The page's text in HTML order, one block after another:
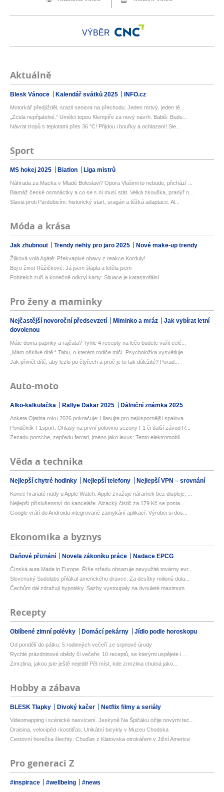
VÝBĚR
Aktuálně
Blesk Vánoce Kalendář svátků 2025 INFO.cz
Motorkář předjížděl, srazil seniora na přechodu: Jeden mrtvý, jeden tě...
„Zcela nepřijatelné.“ Umělci tepou Klempíře za nový návrh. Babiš: Budu...
Návrat tropů s teplotami přes 36 °C! Přijdou i bouřky a ochlazení! Sle...
Sport
MS hokej 2025 Biatlon Liga mistrů
Náhrada za Macka v Mladé Boleslavi? Opora Vlašimi to nebude, přichází ...
Blamáž české osmnáctky a co se s ní musí stát. Velká zkouška, pranýř n...
Slavia proti Pardubicím: historický start, uragán a těžká adaptace. Al...
Móda a krása
Jak zhubnout Trendy nehty pro jaro 2025 Nové make-up trendy
Žilková volá Agátě: Překvapivé obavy z reakce Korduly!
Boj o život Růžičkové: Já jsem šlápla a letěla jsem
Pohlreich zuří a konečně odkryl karty: Situace je katastrofální
Pro ženy a maminky
Nejčastější novoroční předsevzetí Miminko a mráz
Jak vybírat letní
dovolenou
Máte doma papriky a rajčata? Tyhle 4 recepty na lečo budete vařit celé...
„Mám ošklivé dítě.“ Tabu, o kterém rodiče mlčí. Psycholožka vysvětluje...
Jak přimět dítě, aby lezlo po čtyřech a proč je to tak důležité? Porad...
Auto-moto
Alko-kalkulačka Rallye Dakar 2025 Dálniční známka 2025
Anketa Ojetina roku 2026 pokračuje: Hlasujte pro nejúspornější spalova...
Pondělník F1sport: Ohlasy na první polovinu sezony F1 či další závod R...
Zezadu porsche, zepředu ferrari, jméno jako lexus: Tento elektromobil ...
Věda a technika
Nejlepší chytré hodinky Nejlepší telefony Nejlepší VPN – srovnání
Konec hranaté nudy u Apple Watch. Apple zvažuje náramek bez displeje, ...
Nejlepší příslušenství do kanceláře. Alzácký čistič za 179 Kč se posta...
Google vrátí do Androidu integrované zamykání aplikací. Výrobci si dos...
Ekonomika a byznys
Daňové přiznání Novela zákoníku práce Nadace EPCG
Čínská auta Made in Europe. Říše středu obsazuje nevyužité továrny evr...
Slovenský Sudolabs přilákal amerického dravce. Za desítky milionů dola...
Čechům dál zdražují hypotéky. Sazby vystoupaly na dvouleté maximum
Recepty
Oblíbené zimní polévky Domácí pekárny Jídlo podle horoskopu
Od pondělí do pátku: 5 rodinných večeří ze srpnové úrody
Rychlé prázdninové obědy či večeře: 10 receptů, se kterými uspějete i ...
Zmrzlina, jakou jste ještě nejedli! Pět míst, kde zmrzlina chutná jako...
Hobby a zábava
BLESK Tlapky Divoký kačer Netflix filmy a seriály
Videomapping i scénické nasvícení. Jeskyně Na Špičáku ožije novými tec...
Draisina, velocipéd i kostitřas: Unikátní bicykly v Muzeu Chodska
Cestovní horečka šlechty: Chuďas z Klatovska otrokářem v Jižní Americe
Pro generaci Z
#inspirace #wellbeing #news